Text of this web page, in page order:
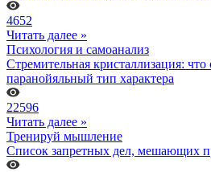
4652
Читать далее »
Психология и самоанализ
Стремительная кристаллизация: что
паранойяльный тип характера
22596
Читать далее »
Тренируй мышление
Список запретных дел, мешающих